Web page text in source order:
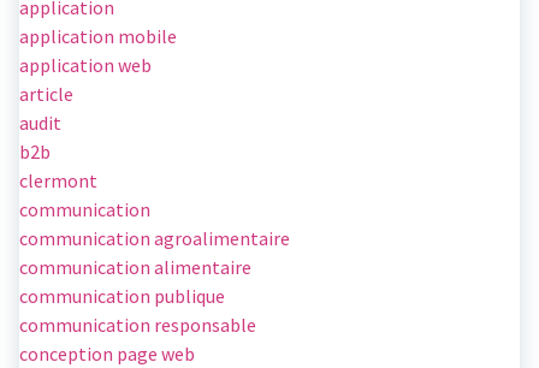
application
application mobile
application web
article
audit
b2b
clermont
communication
communication agroalimentaire
communication alimentaire
communication publique
communication responsable
conception page web